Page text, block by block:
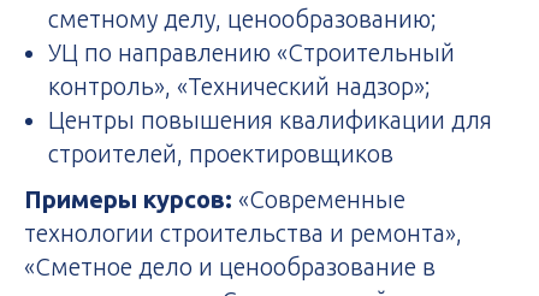
сметному делу, ценообразованию;
УЦ по направлению «Строительный
контроль», «Технический надзор»;
Центры повышения квалификации для
строителей, проектировщиков
Примеры курсов: «Современные
технологии строительства и ремонта»,
«Сметное дело и ценообразование в